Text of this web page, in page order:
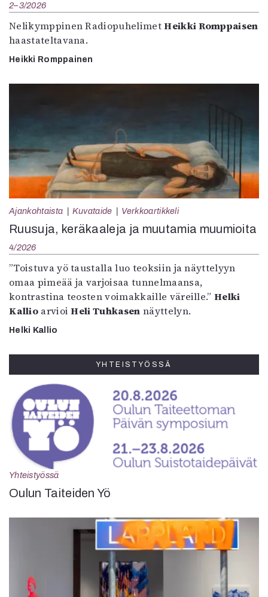
2–3/2026
Nelikymppinen RadiopuhelimetHeikki Romppaisen
haastateltavana.
Heikki Romppainen
Ajankohtaista Kuvataide Verkkoartikkeli
Ruusuja, keräkaaleja ja muutamia muumioita
4/2026
”Toistuva yö taustalla luo teoksiin ja näyttelyyn
omaa pimeää ja varjoisaa tunnelmaansa,
kontrastina teosten voimakkaille väreille.”Helki
KallioarvioiHeli Tuhkasen näyttelyn.
Helki Kallio
YHTEISTYÖSSÄ
Yhteistyössä
Oulun Taiteiden Yö